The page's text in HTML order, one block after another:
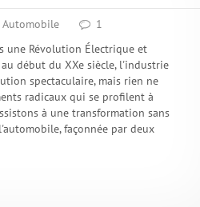
Automobile
1
une Révolution Électrique et
début du XXe siècle, l'industrie
spectaculaire, mais rien ne
radicaux qui se profilent à
à une transformation sans
façonnée par deux